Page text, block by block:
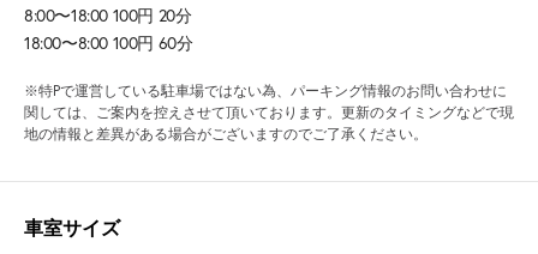
8:00〜18:00 100円 20分
18:00〜8:00 100円 60分
※特Pで運営している駐車場ではない為、パーキング情報のお問い合わせに
関しては、ご案内を控えさせて頂いております。更新のタイミングなどで現
地の情報と差異がある場合がございますのでご了承ください。
車室サイズ